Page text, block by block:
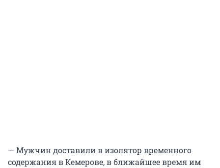
— Мужчин доставили в изолятор временного
содержания в Кемерове, в ближайшее время им